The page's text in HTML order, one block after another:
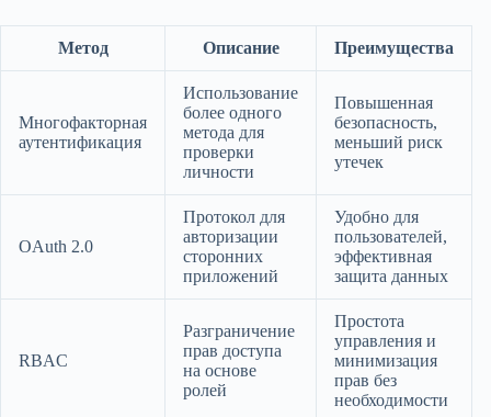
Метод Описание Преимущества
Многофакторная
аутентификация
Использование
более одного
метода для
проверки
личности
Повышенная
безопасность,
меньший риск
утечек
OAuth 2.0
Протокол для
авторизации
сторонних
приложений
Удобно для
пользователей,
эффективная
защита данных
RBAC
Разграничение
прав доступа
на основе
ролей
Простота
управления и
минимизация
прав без
необходимости